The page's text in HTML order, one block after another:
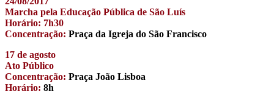
Marcha pela Educação Pública de São Luís
Horário: 7h30
Concentração: Praça da Igreja do São Francisco
17 de agosto
Ato Público
Concentração: Praça João Lisboa
Horário: 8h